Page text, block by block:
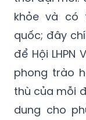
khỏe và có
quốc; đây
để Hội
phong trào
thù của mỗi
dung cho